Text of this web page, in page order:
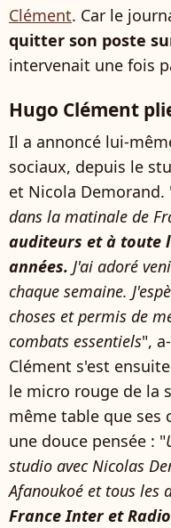
Clément. Car le
quitter son poste
intervenait une fois
Hugo Clément
Il a annoncé lui-
sociaux, depuis le
et Nicola Demorand.
dans la matinale de
auditeurs et à toute
années. J'ai adoré
chaque semaine.
choses et permis de
combats essentiels",
Clément s'est
le micro rouge de la
même table que ses
une douce pensée : "
studio avec Nicolas
Afanoukoé et tous les
France Inter et